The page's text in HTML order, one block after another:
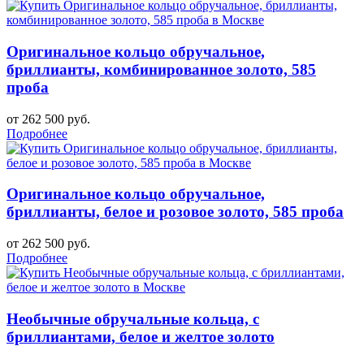
Оригинальное кольцо обручальное,
бриллианты, комбинированное золото, 585
проба
от 262 500 руб.
Подробнее
Оригинальное кольцо обручальное,
бриллианты, белое и розовое золото, 585 проба
от 262 500 руб.
Подробнее
Необычные обручальные кольца, с
бриллиантами, белое и желтое золото